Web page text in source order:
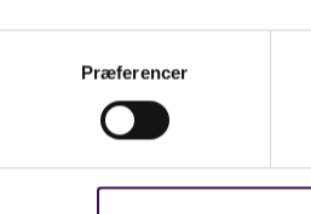
Præferencer
Se